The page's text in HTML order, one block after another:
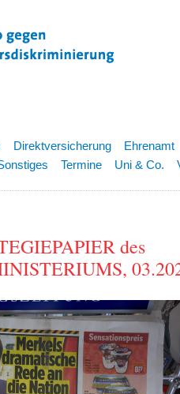
Direktversicherung Ehrenamt
Termine Uni & Co.
des